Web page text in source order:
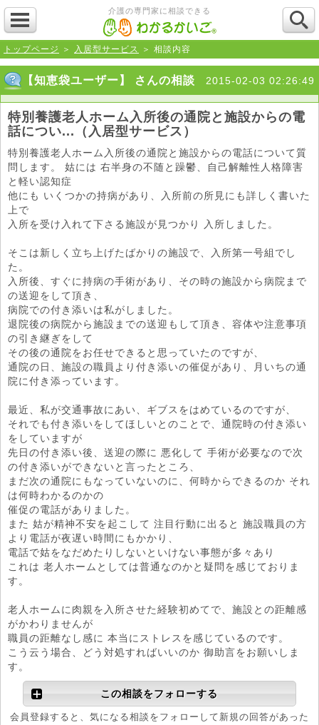
介護の専門家に相談できる
トップページ ＞ 入居型サービス ＞ 相談内容
【知恵袋ユーザー】 さんの相談 2015-02-03 02:26:49
特別養護老人ホーム入所後の通院と施設からの電
話につい...（入居型サービス）
特別養護老人ホーム入所後の通院と施設からの電話について質
問します。 姑には 右半身の不随と躁鬱、自己解離性人格障害
と軽い認知症
他にも いくつかの持病があり、入所前の所見にも詳しく書いた
上で
入所を受け入れて下さる施設が見つかり 入所しました。
そこは新しく立ち上げたばかりの施設で、入所第一号組でし
た。
入所後、すぐに持病の手術があり、その時の施設から病院まで
の送迎をして頂き、
病院での付き添いは私がしました。
退院後の病院から施設までの送迎もして頂き、容体や注意事項
の引き継ぎをして
その後の通院をお任せできると思っていたのですが、
通院の日、施設の職員より付き添いの催促があり、月いちの通
院に付き添っています。
最近、私が交通事故にあい、ギブスをはめているのですが、
それでも付き添いをしてほしいとのことで、通院時の付き添い
をしていますが
先日の付き添い後、送迎の際に 悪化して 手術が必要なので次
の付き添いができないと言ったところ、
まだ次の通院にもなっていないのに、何時からできるのか それ
は何時わかるのかの
催促の電話がありました。
また 姑が精神不安を起こして 注目行動に出ると 施設職員の方
より電話が夜遅い時間にもかかり、
電話で姑をなだめたりしないといけない事態が多々あり
これは 老人ホームとしては普通なのかと疑問を感じておりま
す。
老人ホームに肉親を入所させた経験初めてで、施設との距離感
がかわりませんが
職員の距離なし感に 本当にストレスを感じているのです。
こう云う場合、どう対処すればいいのか 御助言をお願いしま
す。
この相談をフォローする
会員登録すると、気になる相談をフォローして新規の回答があった